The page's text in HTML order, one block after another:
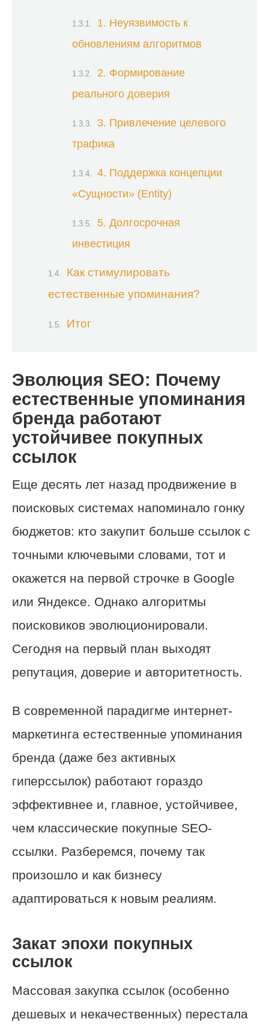
1. Неуязвимость к
обновлениям алгоритмов
2. Формирование
реального доверия
3. Привлечение целевого
трафика
4. Поддержка концепции
«Сущности» (Entity)
5. Долгосрочная
инвестиция
Как стимулировать
естественные упоминания?
Итог
Эволюция SEO: Почему
естественные упоминания
бренда работают
устойчивее покупных
ссылок
Еще десять лет назад продвижение в
поисковых системах напоминало гонку
бюджетов: кто закупит больше ссылок с
точными ключевыми словами, тот и
окажется на первой строчке в Google
или Яндексе. Однако алгоритмы
поисковиков эволюционировали.
Сегодня на первый план выходят
репутация, доверие и авторитетность.
В современной парадигме интернет-
маркетинга естественные упоминания
бренда (даже без активных
гиперссылок) работают гораздо
эффективнее и, главное, устойчивее,
чем классические покупные SEO-
ссылки. Разберемся, почему так
произошло и как бизнесу
адаптироваться к новым реалиям.
Закат эпохи покупных
ссылок
Массовая закупка ссылок (особенно
дешевых и некачественных) перестала